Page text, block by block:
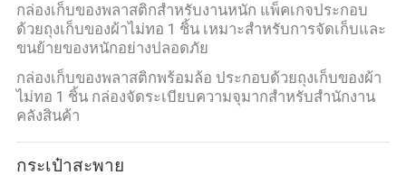
กล่องเก็บของพลาสติกสำหรับงานหนัก แพ็คเกจประกอบ
ด้วยถุงเก็บของผ้าไม่ทอ 1 ชิ้น เหมาะสำหรับการจัดเก็บและ
ขนย้ายของหนักอย่างปลอดภัย
กล่องเก็บของพลาสติกพร้อมล้อ ประกอบด้วยถุงเก็บของผ้า
ไม่ทอ 1 ชิ้น กล่องจัดระเบียบความจุมากสำหรับสำนักงาน
คลังสินค้า
กระเป๋าสะพาย